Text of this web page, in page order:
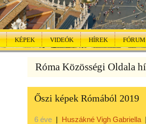
KÉPEK VIDEÓK HÍREK FÓRUM
Róma Közösségi Oldala
Őszi képek Rómából 2019
6 éve | Huszákné Vigh Gabriella